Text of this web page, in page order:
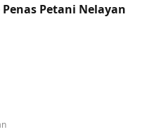
Petani Nelayan